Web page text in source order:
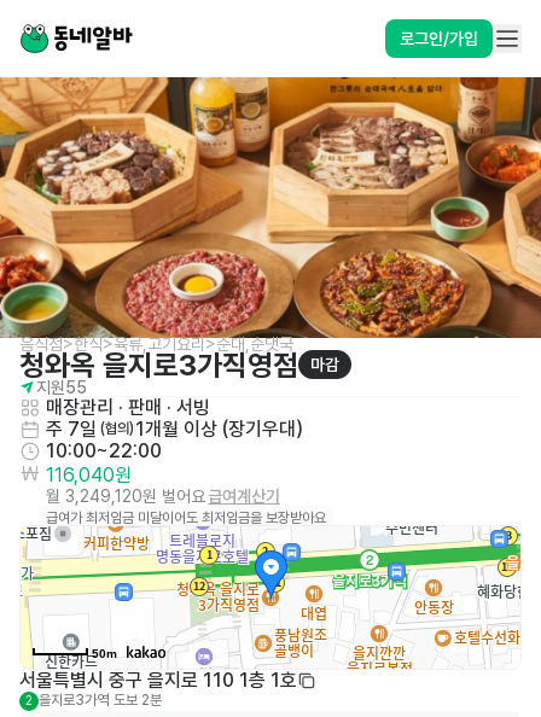
로그인/가입
음식점>한식>육류,고기요리>순대,순댓국
청와옥 을지로3가직영점
마감
지원55
매장관리 · 판매 · 서빙
주 7일 (협의) 1개월 이상 (장기우대)
10:00~22:00
116,040원
월 3,249,120원 벌어요급여계산기
급여가 최저임금 미달이어도 최저임금을 보장받아요
50m
서울특별시 중구 을지로 110 1층 1호
2 을지로3가역 도보 2분